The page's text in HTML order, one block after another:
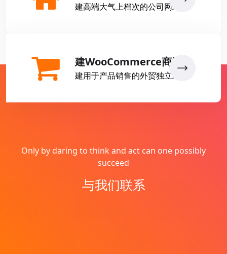
建高端大气上档次的公司网站
建WooCommerce商城
建用于产品销售的外贸独立站
Only by daring to think and act can one possibly
succeed
与我们联系